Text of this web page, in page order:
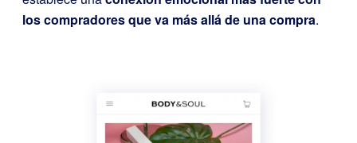
los compradores que va más allá de una compra.